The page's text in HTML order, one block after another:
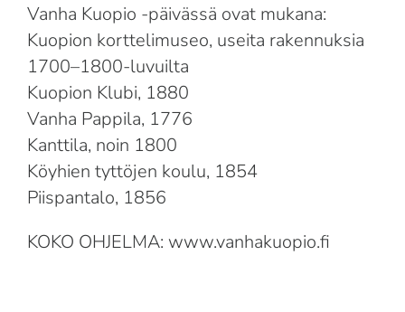
Vanha Kuopio -päivässä ovat mukana:
Kuopion korttelimuseo, useita rakennuksia
1700–1800-luvuilta
Kuopion Klubi, 1880
Vanha Pappila, 1776
Kanttila, noin 1800
Köyhien tyttöjen koulu, 1854
Piispantalo, 1856
KOKO OHJELMA: www.vanhakuopio.fi